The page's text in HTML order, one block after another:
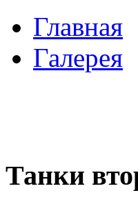
Главная
Галерея
Танки